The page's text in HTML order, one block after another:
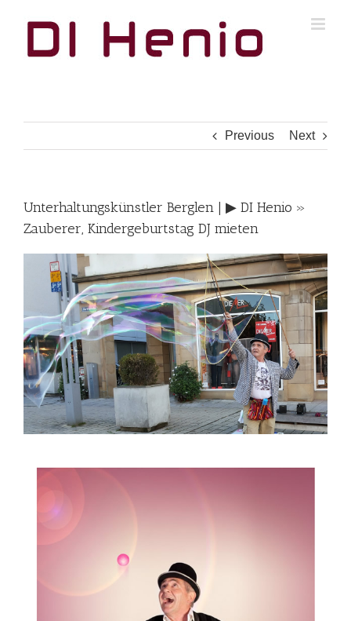
Previous Next
Unterhaltungskünstler Berglen | ▶︎ DI Henio »
Zauberer, Kindergeburtstag DJ mieten